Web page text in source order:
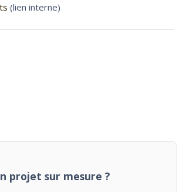
(lien interne)
projet sur mesure ?